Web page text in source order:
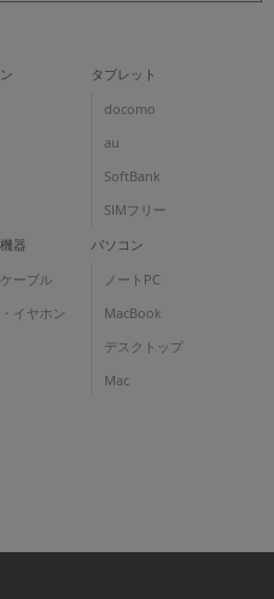
タブレット
docomo
au
SoftBank
SIMフリー
器
ーブル
イヤホン
パソコン
ノートPC
MacBook
デスクトップ
Mac